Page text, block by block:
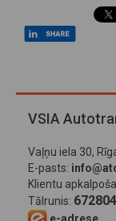
VSIA
Vaļņu iela 30,
E-pasts:
Klientu
Tālrunis: